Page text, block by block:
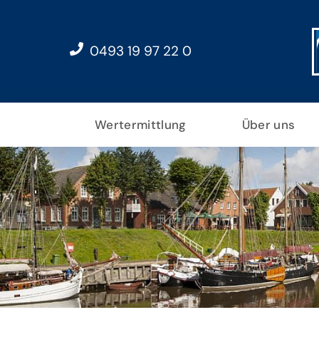
0493 19 97 22 0
Wertermittlung Über uns